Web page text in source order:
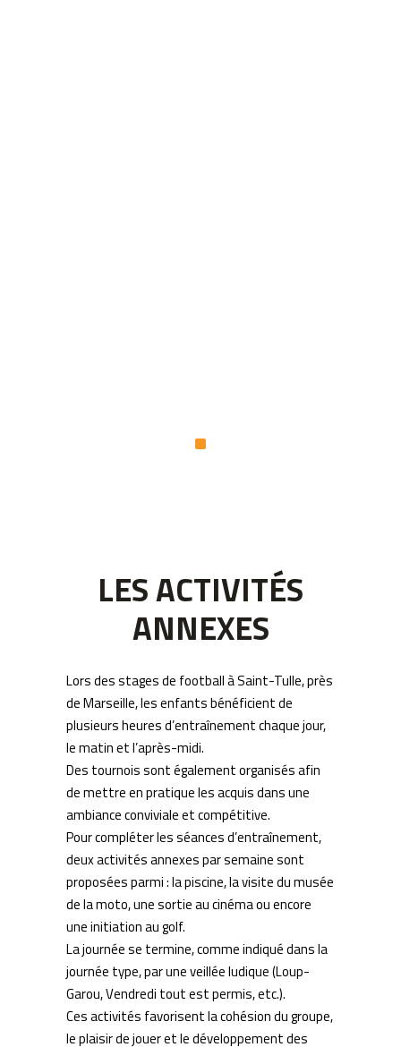
LES ACTIVITÉS
ANNEXES
Lors des stages de football à Saint-Tulle, près
de Marseille, les enfants bénéficient de
plusieurs heures d’entraînement chaque jour,
le matin et l’après-midi.
Des tournois sont également organisés afin
de mettre en pratique les acquis dans une
ambiance conviviale et compétitive.
Pour compléter les séances d’entraînement,
deux activités annexes par semaine sont
proposées parmi : la piscine, la visite du musée
de la moto, une sortie au cinéma ou encore
une initiation au golf.
La journée se termine, comme indiqué dans la
journée type, par une veillée ludique (Loup-
Garou, Vendredi tout est permis, etc.).
Ces activités favorisent la cohésion du groupe,
le plaisir de jouer et le développement des